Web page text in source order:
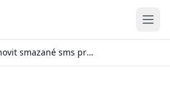
Jak obnovit smazané sms pro android a ios?